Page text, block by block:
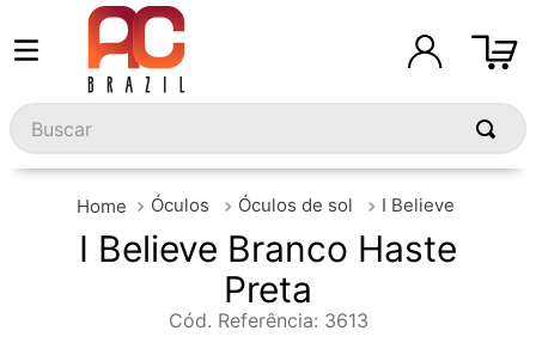
Buscar
Óculos Óculos de sol I Believe
I Believe Branco Haste
Preta
Cód. Referência: 3613